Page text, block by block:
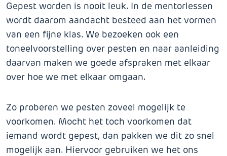
Gepest worden is nooit leuk. In de mentorlessen
wordt daarom aandacht besteed aan het vormen
van een fijne klas. We bezoeken ook een
toneelvoorstelling over pesten en naar aanleiding
daarvan maken we goede afspraken met elkaar
over hoe we met elkaar omgaan.
Zo proberen we pesten zoveel mogelijk te
voorkomen. Mocht het toch voorkomen dat
iemand wordt gepest, dan pakken we dit zo snel
mogelijk aan. Hiervoor gebruiken we het ons